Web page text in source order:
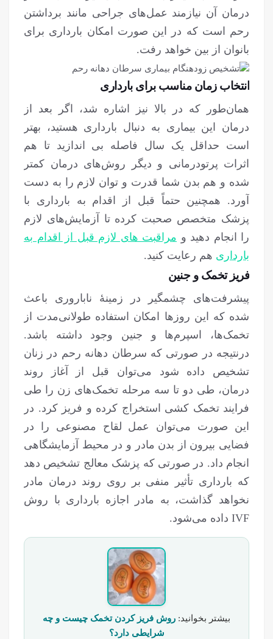
درمان آن نیازمند عمل‌های جراحی مانند برداشتن
رحم است که در این صورت امکان بارداری برای
بانوان از بین خواهد رفت.
انتخاب زمان مناسب برای بارداری
همان‌طور که در بالا نیز اشاره شد، اگر بعد از
درمان این بیماری به دنبال بارداری هستید، بهتر
است حداقل یک سال فاصله بی اندازید تا هم
اثرات پرتودرمانی و دیگر روش‌های درمان کمتر
شده و هم بدن شما قدرت و توان لازم را به دست
آورد. همچنین حتماً قبل از اقدام به بارداری با
پزشک متخصص صحبت کرده تا آزمایش‌های لازم
را انجام دهید و مراقبت های لازم قبل از اقدام به
بارداری هم رعایت کنید.
فریز تخمک و جنین
پیشرفت‌های چشمگیر در زمینهٔ ناباروری باعث
شده که این روزها امکان استفاده طولانی‌مدت از
تخمک‌ها، اسپرم‌ها و جنین وجود داشته باشد.
درنتیجه در صورتی که سرطان دهانه رحم در زنان
تشخیص داده شود می‌توان قبل از آغاز روند
درمان، طی دو تا سه مرحله تخمک‌های زن را طی
فرایند تخمک کشی استخراج کرده و فریز کرد. در
این صورت می‌توان عمل لقاح مصنوعی را در
فضایی بیرون از بدن مادر و در محیط آزمایشگاهی
انجام داد. در صورتی که پزشک معالج تشخیص دهد
که بارداری تأثیر منفی بر روی روند درمان مادر
نخواهد گذاشت، به مادر اجازه بارداری با روش
IVF داده می‌شود.
بیشتر بخوانید: روش فریز کردن تخمک چیست و چه
شرایطی دارد؟